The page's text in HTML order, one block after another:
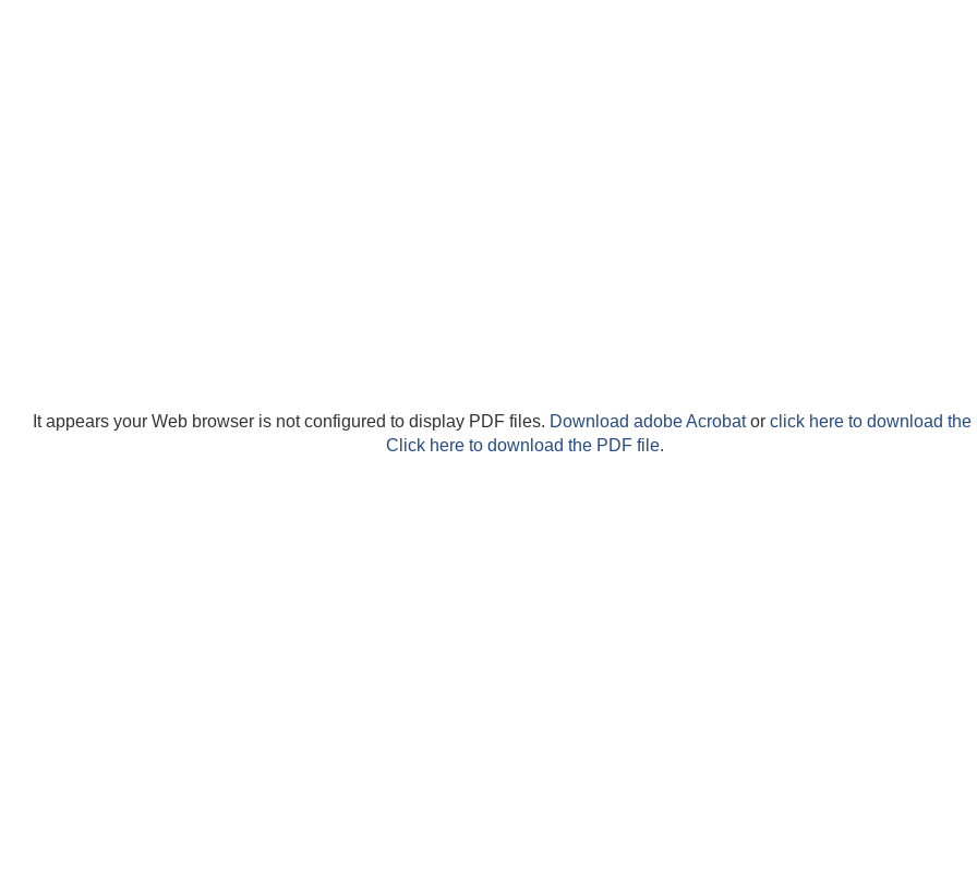
It appears your Web browser is not configured to display PDF files. Download adobe Acrobator click here to download the
Click here to download the PDF file.